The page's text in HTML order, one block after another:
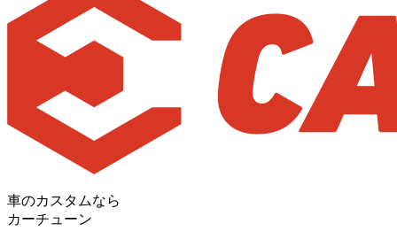
車のカスタムなら
カーチューン